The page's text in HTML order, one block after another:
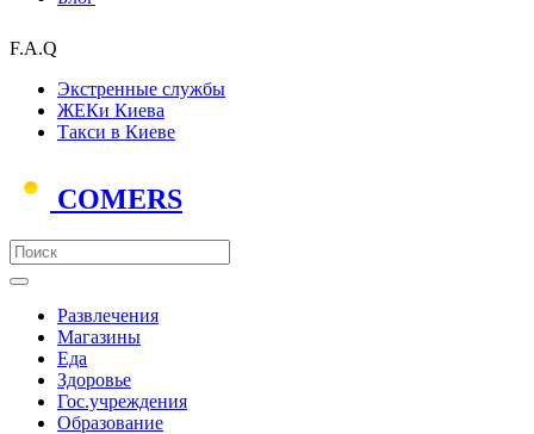
F.A.Q
Экстренные службы
ЖЕКи Киева
Такси в Киеве
COMERS
Развлечения
Магазины
Еда
Здоровье
Гос.учреждения
Образование